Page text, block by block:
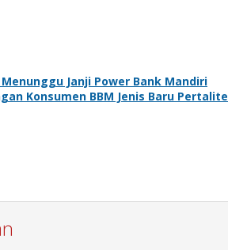
Janji Power Bank Mandiri
Konsumen BBM Jenis Baru Pertalite